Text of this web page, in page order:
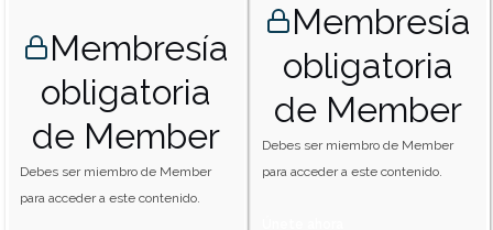
Membresía
obligatoria
de Member
Debes ser miembro de Member
para acceder a este contenido.
Membresía
obligatoria
de Member
Debes ser miembro de Member
para acceder a este contenido.